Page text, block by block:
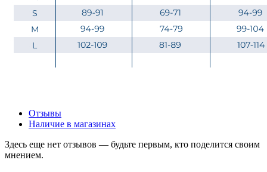
Отзывы
Наличие в магазинах
Здесь еще нет отзывов — будьте первым, кто поделится своим
мнением.